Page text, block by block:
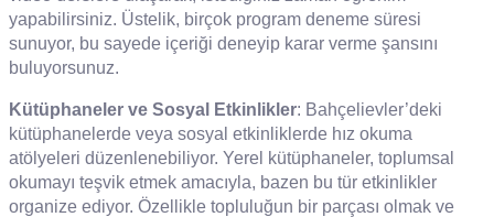
yapabilirsiniz. Üstelik, birçok program deneme süresi
sunuyor, bu sayede içeriği deneyip karar verme şansını
buluyorsunuz.
Kütüphaneler ve Sosyal Etkinlikler: Bahçelievler’deki
kütüphanelerde veya sosyal etkinliklerde hız okuma
atölyeleri düzenlenebiliyor. Yerel kütüphaneler, toplumsal
okumayı teşvik etmek amacıyla, bazen bu tür etkinlikler
organize ediyor. Özellikle topluluğun bir parçası olmak ve